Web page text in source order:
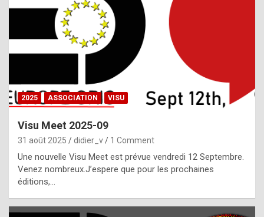
,
g
h
t
f
2025 ASSOCIATION VISU
Visu Meet 2025-09
31 août 2025 didier_v 1 Comment
Une nouvelle Visu Meet est prévue vendredi 12 Septembre.
Venez nombreux.J’espere que pour les prochaines
éditions,…